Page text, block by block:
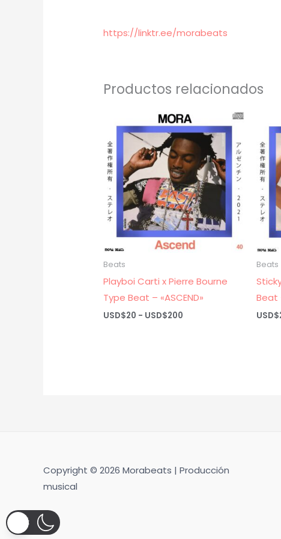
https://linktr.ee/morabeats
Productos relacionados
Beats
Playboi Carti x Pierre Bourne
Type Beat – «ASCEND»
USD$20 - USD$200
Beats
Beat
USD$
Copyright © 2026 Morabeats | Producción
musical